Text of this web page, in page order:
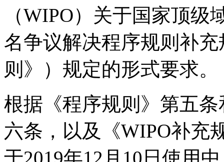
（WIPO）关于国家顶
名争议解决程序规则补
则》）规定的形式要求。
根据《程序规则》第五
六条，以及《WIPO补充